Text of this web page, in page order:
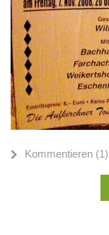
Kommentieren (1)